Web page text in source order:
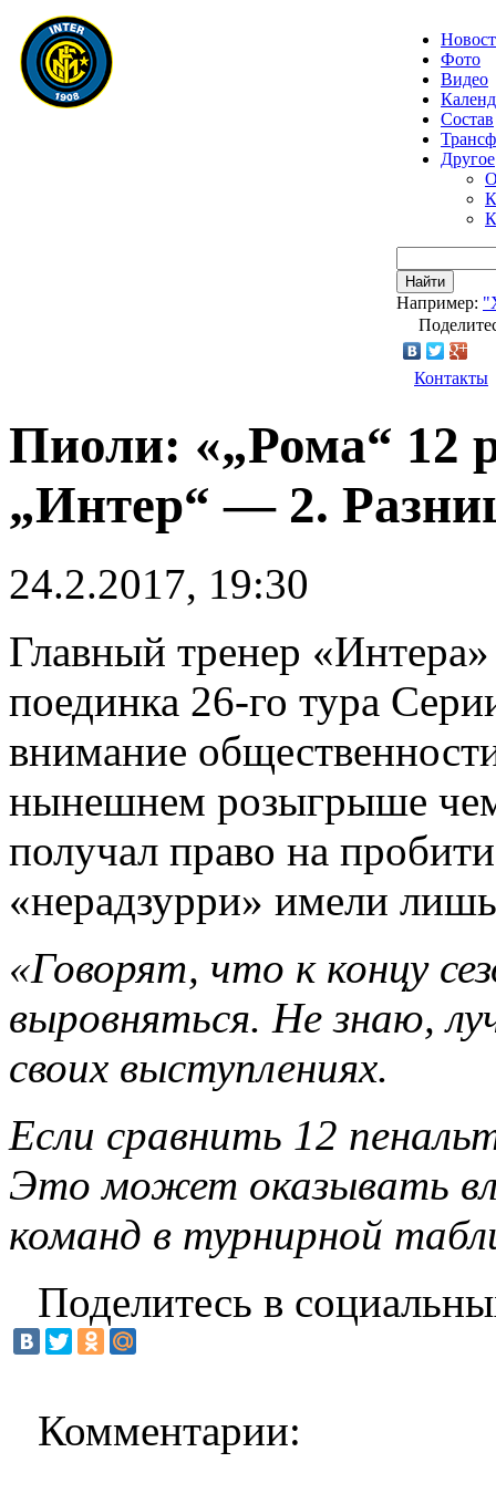
Фото
Видео
Состав
Другое
Найти
Например:
Контакты
Пиоли: «„Рома“ 12
„Интер“ — 2.
24.2.2017, 19:30
Главный тренер
поединка 26-го тура
внимание
нынешнем розыгрыше
получал право на
«нерадзурри» имели
«Говорят, что к концу
выровняться. Не знаю,
своих выступлениях.
Если сравнить 12
Это может оказывать
команд в турнирной
Поделитесь в
Комментарии: